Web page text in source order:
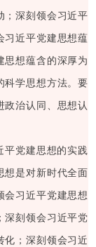
；深刻领会习近平
习近平党建思想蕴
思想蕴含的深厚为
科学思想方法。要
政治认同、思想认
平党建思想的实践
想是对新时代全面
会习近平党建思想
深刻领会习近平党
化；深刻领会习近